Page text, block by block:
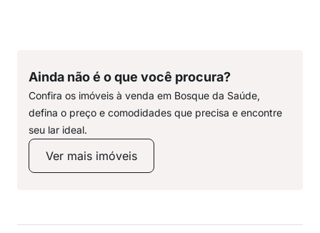
Ainda não é o que você procura?
Confira os imóveis à venda em Bosque da Saúde,
defina o preço e comodidades que precisa e encontre
seu lar ideal.
Ver mais imóveis